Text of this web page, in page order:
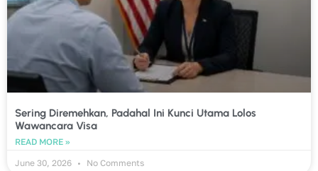
Sering Diremehkan, Padahal Ini Kunci Utama Lolos
Wawancara Visa
READ MORE »
June 30, 2026
No Comments